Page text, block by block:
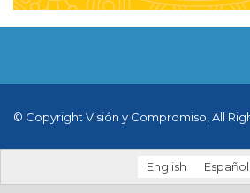
© Copyright Visión y Compromiso, All
English Español